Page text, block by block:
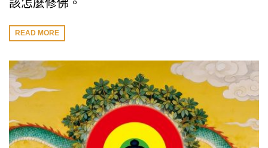
該怎麼修佛。
READ MORE